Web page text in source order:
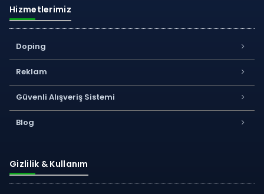
Hizmetlerimiz
Doping
Reklam
Güvenli Alışveriş Sistemi
Blog
Gizlilik & Kullanım